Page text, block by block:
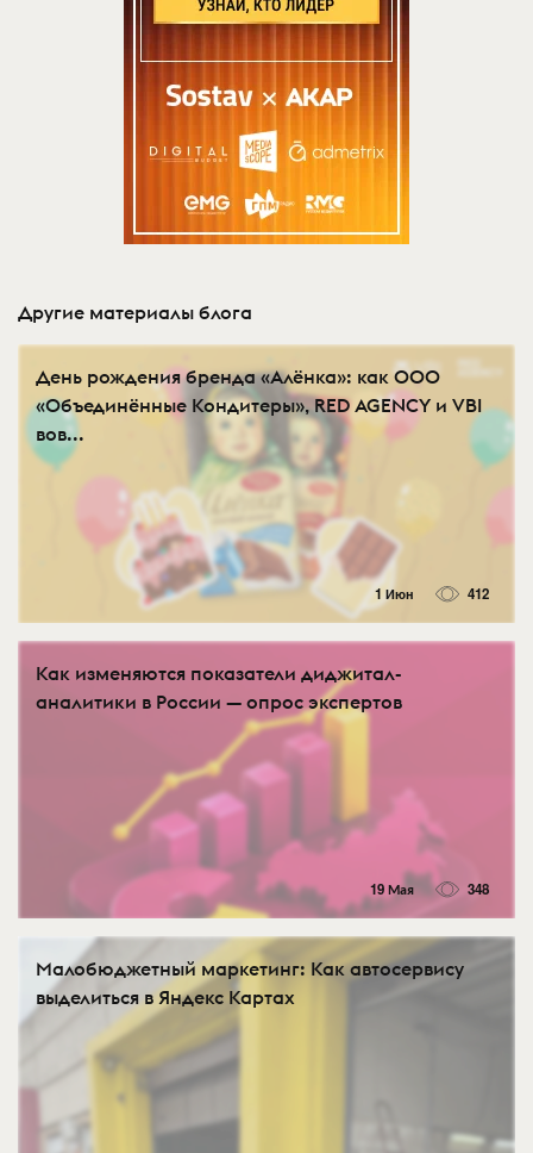
Другие материалы блога
День рождения бренда «Алёнка»: как ООО
«Объединённые Кондитеры», RED AGENCY и VBI
вов...
1 Июн 412
Как изменяются показатели диджитал-
аналитики в России — опрос экспертов
19 Мая 348
Малобюджетный маркетинг: Как автосервису
выделиться в Яндекс Картах